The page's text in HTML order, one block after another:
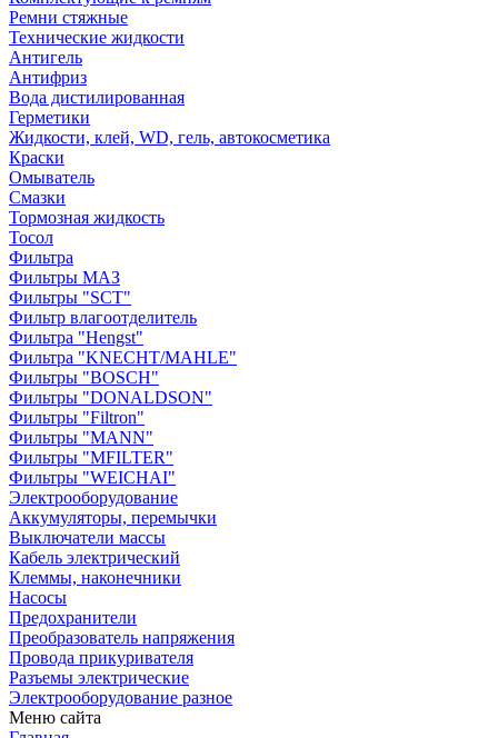
Ремни стяжные
Технические жидкости
Антигель
Антифриз
Вода дистилированная
Герметики
Жидкости, клей, WD, гель, автокосметика
Краски
Омыватель
Смазки
Тормозная жидкость
Тосол
Фильтра
Фильтры МАЗ
Фильтры "SCT"
Фильтр влагоотделитель
Фильтра "Hengst"
Фильтра "KNECHT/MAHLE"
Фильтры "BOSCH"
Фильтры "DONALDSON"
Фильтры "Filtron"
Фильтры "MANN"
Фильтры "MFILTER"
Фильтры "WEICHAI"
Электрооборудование
Аккумуляторы, перемычки
Выключатели массы
Кабель электрический
Клеммы, наконечники
Насосы
Предохранители
Преобразователь напряжения
Провода прикуривателя
Разъемы электрические
Электрооборудование разное
Меню сайта